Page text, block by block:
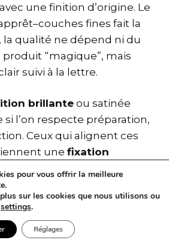
une finition d’origine. Le
fines fait la
la qualité ne dépend ni du
produit “magique”, mais
suivi à la lettre.
brillante ou satinée
l’on respecte préparation,
Ceux qui alignent ces
une fixation
une
résistance peinture
en extérieur. Le PVC
la couleur, pour peu qu’on
pour vous offrir la meilleure
sur les cookies que nous utilisons ou
settings.
Réglages